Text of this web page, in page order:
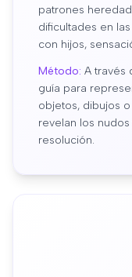
patrones
dificultades en
con hijos,
Método: A través
guía para
objetos, dibujos
revelan los
resolución.